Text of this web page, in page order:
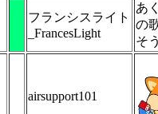
フランシスライト
_FrancesLight
あ
の
そ
airsupport101